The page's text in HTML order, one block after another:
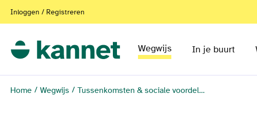
Inloggen / Registreren
Wegwijs In je buurt
Home Wegwijs Tussenkomsten & sociale voordelen